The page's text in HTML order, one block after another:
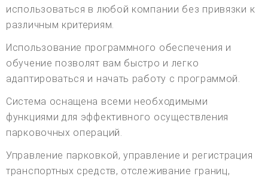
использоваться в любой компании без привязки к
различным критериям.
Использование программного обеспечения и
обучение позволят вам быстро и легко
адаптироваться и начать работу с программой.
Система оснащена всеми необходимыми
функциями для эффективного осуществления
парковочных операций.
Управление парковкой, управление и регистрация
транспортных средств, отслеживание границ,